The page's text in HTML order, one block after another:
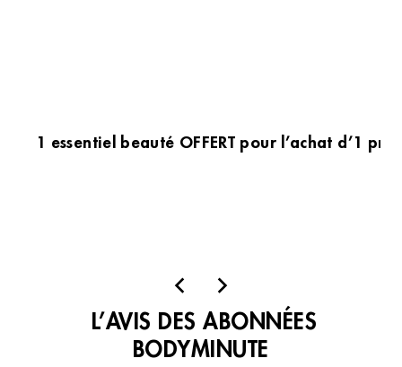
1 essentiel beauté OFFERT pour l’achat d’1
L’AVIS DES ABONNÉES
BODYMINUTE